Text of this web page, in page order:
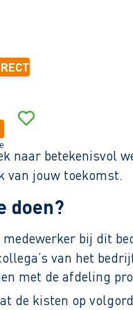
naar betekenisvol
van jouw toekomst.
doen?
bij dit
van het
met de afdeling
de kisten op